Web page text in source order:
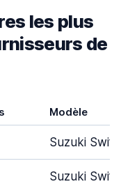
les plus
de
Modèle
Suzuki Swift
Suzuki Swift